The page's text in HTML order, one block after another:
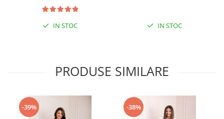
IN STOC IN STOC
PRODUSE SIMILARE
-39% -38%